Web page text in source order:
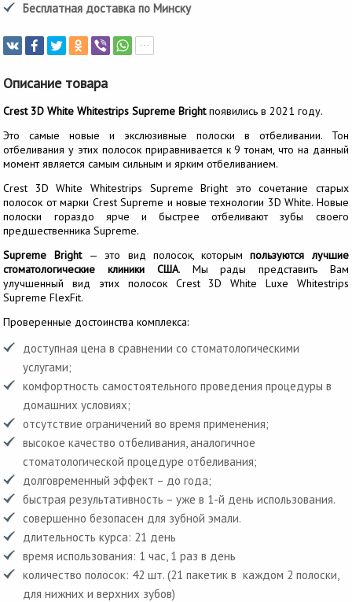
Бесплатная доставка по Минску
Описание товара
Crest 3D White Whitestrips Supreme Brightпоявились в 2021 году.
Это самые новые и экслюзивные полоски в отбеливании. Тон
отбеливания у этих полосок приравнивается к 9 тонам, что на данный
момент является самым сильным и ярким отбеливанием.
Crest 3D White Whitestrips Supreme Bright это сочетание старых
полосок от марки Crest Supreme и новые технологии 3D White. Новые
полоски гораздо ярче и быстрее отбеливают зубы своего
предшественника Supreme.
Supreme Bright — это вид полосок, которымпользуются лучшие
стоматологические клиники США. Мы рады представить Вам
улучшенный вид этих полосок Crest 3D White Luxe Whitestrips
Supreme FlexFit.
Проверенные достоинства комплекса:
доступная цена в сравнении со стоматологическими
услугами;
комфортность самостоятельного проведения процедуры в
домашних условиях;
отсутствие ограничений во время применения;
высокое качество отбеливания, аналогичное
стоматологической процедуре отбеливания;
долговременный эффект – до года;
быстрая результативность – уже в 1-й день использования.
совершенно безопасен для зубной эмали.
длительность курса: 21 день
время использования: 1 час, 1 раз в день
количество полосок: 42 шт. (21 пакетик в каждом 2 полоски,
для нижних и верхних зубов)